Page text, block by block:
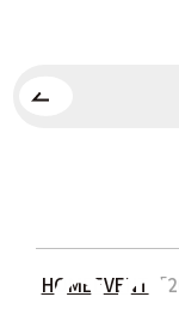
HOMEEVENT